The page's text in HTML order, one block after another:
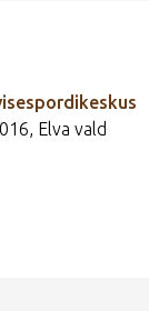
Elva vald